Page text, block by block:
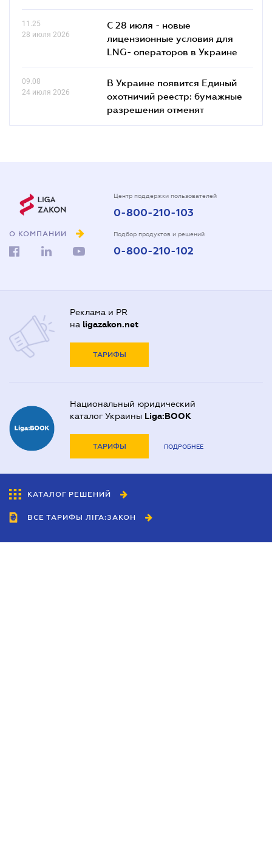
11.25
28 июля 2026
С 28 июля - новые
лицензионные условия для
LNG- операторов в Украине
09.08
24 июля 2026
В Украине появится Единый
охотничий реестр: бумажные
разрешения отменят
О КОМПАНИИ
Центр поддержки пользователей
0-800-210-103
Подбор продуктов и решений
0-800-210-102
Реклама и PR
на ligazakon.net
ТАРИФЫ
Национальный юридический
каталог Украины Liga:BOOK
ТАРИФЫ ПОДРОБНЕЕ
КАТАЛОГ РЕШЕНИЙ
ВСЕ ТАРИФЫ ЛІГА:ЗАКОН